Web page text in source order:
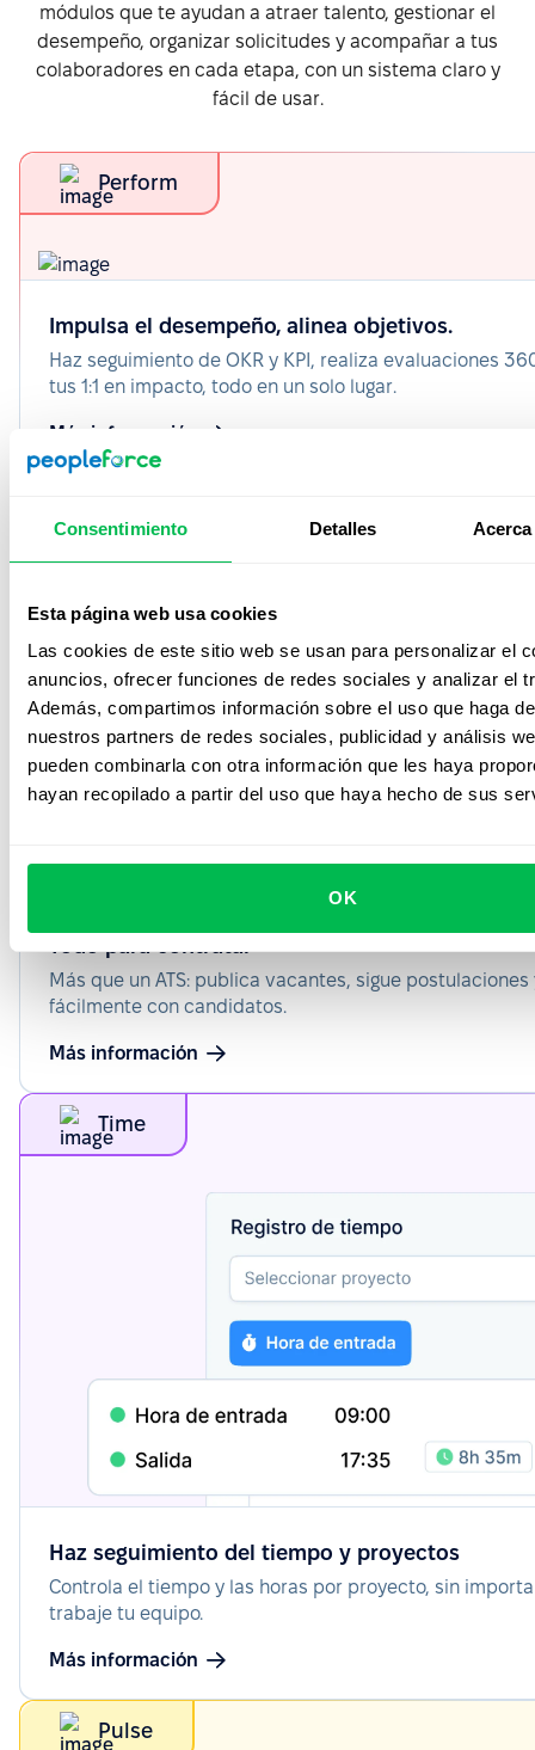
Consentimiento Detalles
Esta página web usa cookies
Las cookies de este sitio web se usan para personalizar el
anuncios, ofrecer funciones de redes sociales y analizar el
Además, compartimos información sobre el uso que haga
nuestros partners de redes sociales, publicidad y análisis
pueden combinarla con otra información que les haya
hayan recopilado a partir del uso que haya hecho de sus
OK
módulos que te ayudan a atraer talento, gestionar el
desempeño, organizar solicitudes y acompañar a tus
colaboradores en cada etapa, con un sistema claro y
fácil de usar.
Perform
Impulsa el desempeño, alinea objetivos.
Haz seguimiento de OKR y KPI, realiza evaluaciones
tus 1:1 en impacto, todo en un solo lugar.
Más información
Más que un ATS: publica vacantes, sigue
fácilmente con candidatos.
Más información
Time
Haz seguimiento del tiempo y proyectos
Controla el tiempo y las horas por proyecto, sin
trabaje tu equipo.
Más información
Pulse